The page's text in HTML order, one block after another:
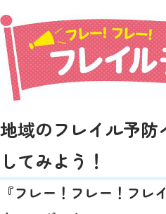
地域のフレイル予防
してみよう！
『フレー！フレー！フレ